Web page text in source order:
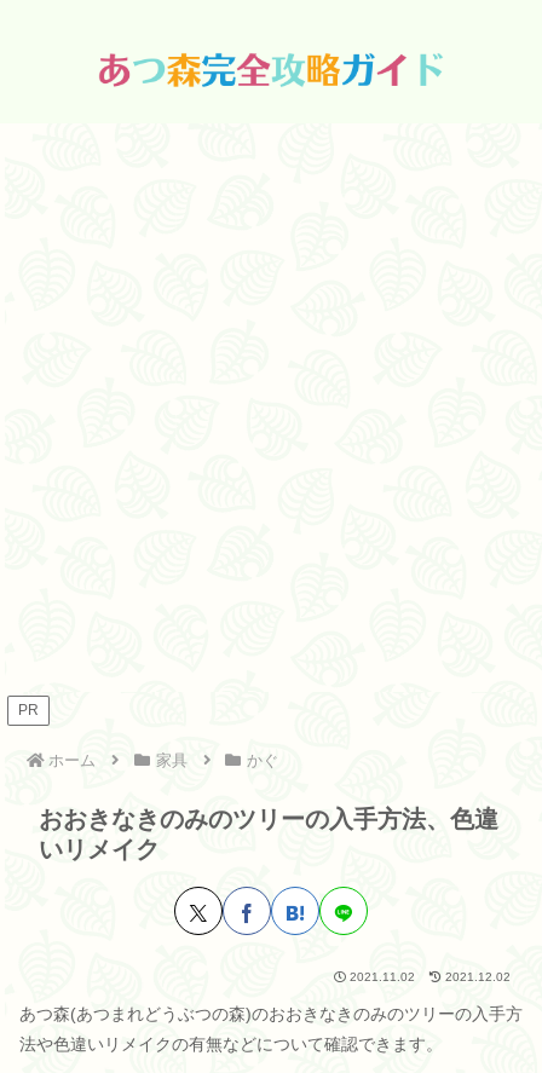
PR
ホーム 家具 かぐ
おおきなきのみのツリーの入手方法、色違
いリメイク
2021.11.02 2021.12.02
あつ森(あつまれどうぶつの森)のおおきなきのみのツリーの入手方
法や色違いリメイクの有無などについて確認できます。